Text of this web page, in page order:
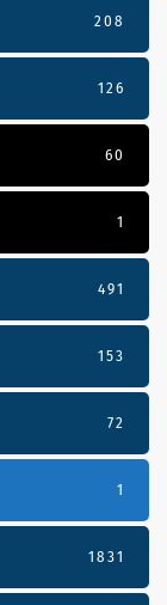
208
126
60
1
491
153
72
1
1831